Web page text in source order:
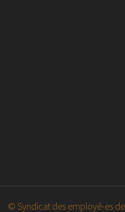
© Syndicat des employé-es